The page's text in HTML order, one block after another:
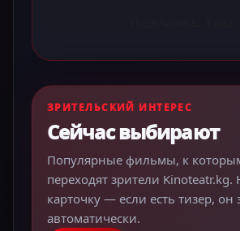
ЗРИТЕЛЬСКИЙ ИНТЕРЕС
Сейчас выбирают
Популярные фильмы, к
переходят зрители Kinoteatr.kg.
карточку — если есть тизер, он
автоматически.